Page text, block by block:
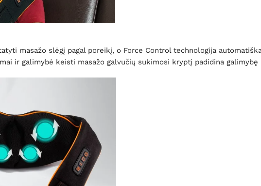
masažo slėgį pagal poreikį, o Force Control technologija
ir galimybė keisti masažo galvučių sukimosi kryptį padidina